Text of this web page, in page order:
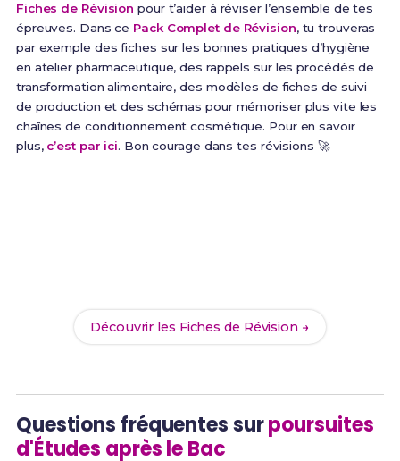
Fiches de Révision pour t’aider à réviser l’ensemble de tes
épreuves. Dans ce Pack Complet de Révision, tu trouveras
par exemple des fiches sur les bonnes pratiques d’hygiène
en atelier pharmaceutique, des rappels sur les procédés de
transformation alimentaire, des modèles de fiches de suivi
de production et des schémas pour mémoriser plus vite les
chaînes de conditionnement cosmétique. Pour en savoir
plus, c’est par ici. Bon courage dans tes révisions 🚀
Découvrir les Fiches de Révision →
Questions fréquentes surpoursuites
d'Études après le Bac